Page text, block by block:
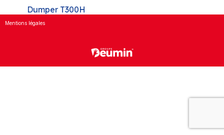
Dumper T300H
Mentions légales